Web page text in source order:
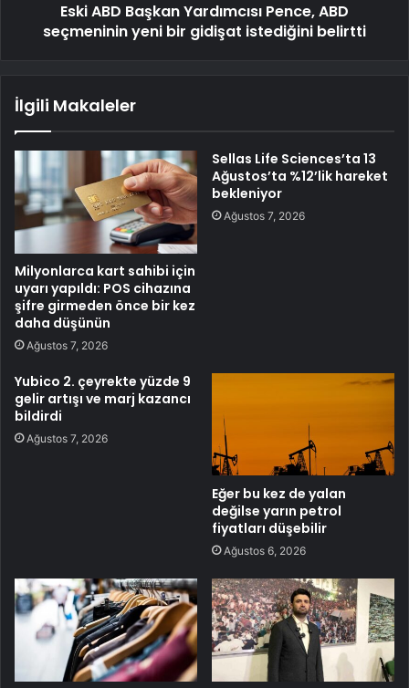
Eski ABD Başkan Yardımcısı Pence, ABD
seçmeninin yeni bir gidişat istediğini belirtti
İlgili Makaleler
Milyonlarca kart sahibi için
uyarı yapıldı: POS cihazına
şifre girmeden önce bir kez
daha düşünün
Ağustos 7, 2026
Sellas Life Sciences’ta 13
Ağustos’ta %12’lik hareket
bekleniyor
Ağustos 7, 2026
Yubico 2. çeyrekte yüzde 9
gelir artışı ve marj kazancı
bildirdi
Ağustos 7, 2026
Eğer bu kez de yalan
değilse yarın petrol
fiyatları düşebilir
Ağustos 6, 2026